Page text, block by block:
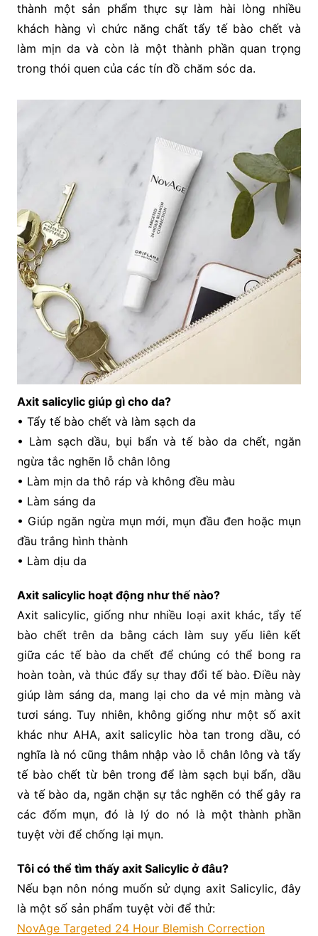
thành một sản phẩm thực sự làm hài lòng nhiều
khách hàng vì chức năng chất tẩy tế bào chết và
làm mịn da và còn là một thành phần quan trọng
trong thói quen của các tín đồ chăm sóc da.
Axit salicylic giúp gì cho da?
• Tẩy tế bào chết và làm sạch da
• Làm sạch dầu, bụi bẩn và tế bào da chết, ngăn
ngừa tắc nghẽn lỗ chân lông
• Làm mịn da thô ráp và không đều màu
• Làm sáng da
• Giúp ngăn ngừa mụn mới, mụn đầu đen hoặc mụn
đầu trắng hình thành
• Làm dịu da
Axit salicylic hoạt động như thế nào?
Axit salicylic, giống như nhiều loại axit khác, tẩy tế
bào chết trên da bằng cách làm suy yếu liên kết
giữa các tế bào da chết để chúng có thể bong ra
hoàn toàn, và thúc đẩy sự thay đổi tế bào. Điều này
giúp làm sáng da, mang lại cho da vẻ mịn màng và
tươi sáng. Tuy nhiên, không giống như một số axit
khác như AHA, axit salicylic hòa tan trong dầu, có
nghĩa là nó cũng thâm nhập vào lỗ chân lông và tẩy
tế bào chết từ bên trong để làm sạch bụi bẩn, dầu
và tế bào da, ngăn chặn sự tắc nghẽn có thể gây ra
các đốm mụn, đó là lý do nó là một thành phần
tuyệt vời để chống lại mụn.
Tôi có thể tìm thấy axit Salicylic ở đâu?
Nếu bạn nôn nóng muốn sử dụng axit Salicylic, đây
là một số sản phẩm tuyệt vời để thử:
NovAge Targeted 24 Hour Blemish Correction